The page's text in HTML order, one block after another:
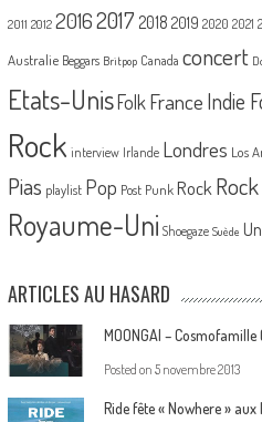
2011 2012 20162017 2018 2019 2020 2021
Australie Beggars Britpop Canada concert
Etats-UnisFolk France Indie
Rock interview Irlande Londres Los
Pias playlist Pop Post Punk Rock
Royaume-Uni Shoegaze Suède
ARTICLES AU HASARD
MOONGAI – Cosmofamille
Posted on 5 novembre 2013
Ride fête « Nowhere »